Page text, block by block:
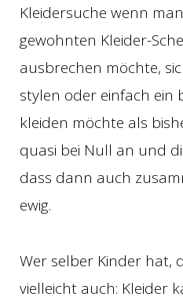
Kleidersuche wenn
gewohnten Kleider-
ausbrechen möchte,
stylen oder einfach ein
kleiden möchte als
quasi bei Null an und
dass dann auch
ewig.
Wer selber Kinder hat,
vielleicht auch: Kleider